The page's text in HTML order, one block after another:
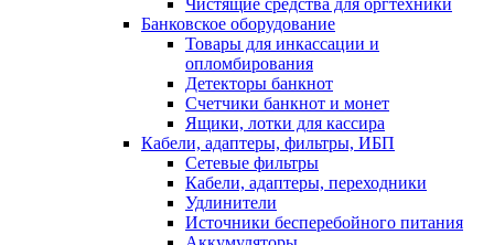
Чистящие средства для оргтехники
Банковское оборудование
Товары для инкассации и
опломбирования
Детекторы банкнот
Счетчики банкнот и монет
Ящики, лотки для кассира
Кабели, адаптеры, фильтры, ИБП
Сетевые фильтры
Кабели, адаптеры, переходники
Удлинители
Источники бесперебойного питания